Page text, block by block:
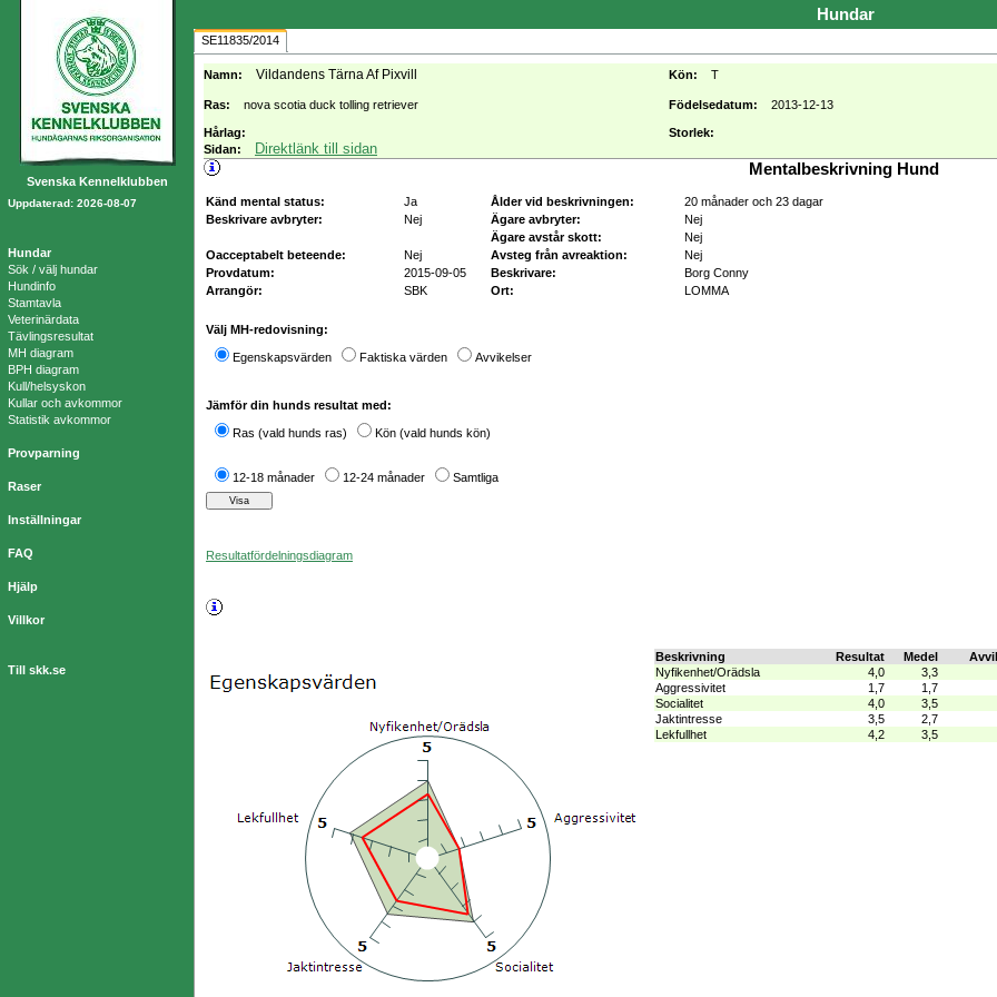
Svenska Kennelklubben
Uppdaterad: 2026-08-07
Hundar
Sök / välj hundar
Hundinfo
Stamtavla
Veterinärdata
Tävlingsresultat
MH diagram
BPH diagram
Kull/helsyskon
Kullar och avkommor
Statistik avkommor
Provparning
Raser
Inställningar
FAQ
Hjälp
Villkor
Till skk.se
Hundar
SE11835/2014
Namn: Vildandens Tärna Af Pixvill Kön: T
Ras: nova scotia duck tolling retriever Födelsedatum: 2013-12-13
Hårlag: Storlek:
Sidan:
Direktlänk till sidan
Mentalbeskrivning Hund
Känd mental status: Ja Ålder vid beskrivningen:
20 månader och 23 dagar
Beskrivare avbryter:
Nej Ägare avbryter:
Nej
Ägare avstår skott:
Nej
Oacceptabelt beteende:
Nej Avsteg från avreaktion:
Nej
Provdatum:
2015-09-05 Beskrivare:
Borg Conny
Arrangör:
SBK Ort: LOMMA
Välj MH-redovisning:
Egenskapsvärden Faktiska värden Avvikelser
Jämför din hunds resultat med:
Ras (vald hunds ras) Kön (vald hunds kön)
12-18 månader 12-24 månader Samtliga
Resultatfördelningsdiagram
Beskrivning Resultat Medel
Nyfikenhet/Orädsla
4,0 3,3
Aggressivitet
1,7 1,7
Socialitet
4,0 3,5
Jaktintresse
3,5 2,7
Lekfullhet
4,2 3,5